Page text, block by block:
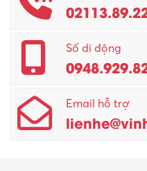
Số di động
Email hỗ trợ